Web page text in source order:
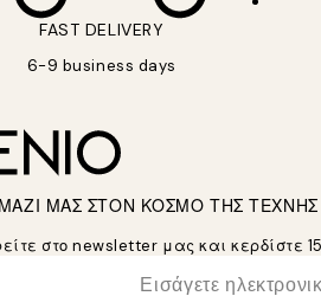
FAST DELIVERY
6-9 business days
ΜΑΣ ΣΤΟΝ ΚΟΣΜΟ ΤΗΣ
στο newsletter μας και κερδίστε